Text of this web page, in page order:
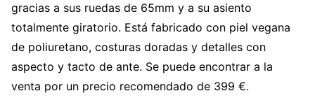
gracias a sus ruedas de 65mm y a su asiento
totalmente giratorio. Está fabricado con piel vegana
de poliuretano, costuras doradas y detalles con
aspecto y tacto de ante. Se puede encontrar a la
venta por un precio recomendado de 399 €.